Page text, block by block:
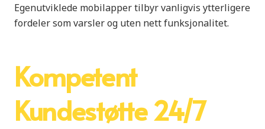
Egenutviklede mobilapper tilbyr vanligvis ytterligere
fordeler som varsler og uten nett funksjonalitet.
Kompetent
Kundestøtte 24/7